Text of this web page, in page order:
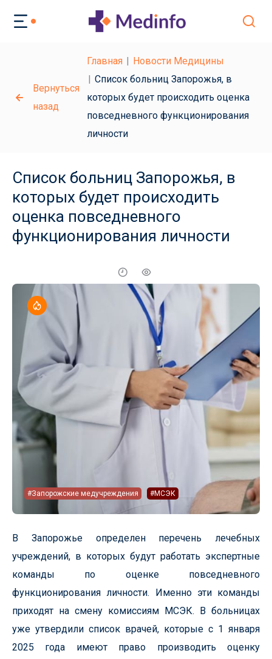
Вернуться
назад
Главная
Новости Медицины
Список больниц Запорожья, в
которых будет происходить оценка
повседневного функционирования
личности
Список больниц Запорожья, в
которых будет происходить
оценка повседневного
функционирования личности
#Запорожские медучреждения #МСЭК
В Запорожье определен перечень лечебных
учреждений, в которых будут работать экспертные
команды по оценке повседневного
функционирования личности. Именно эти команды
приходят на смену комиссиям МСЭК. В больницах
уже утвердили список врачей, которые с 1 января
2025 года имеют право производить оценку